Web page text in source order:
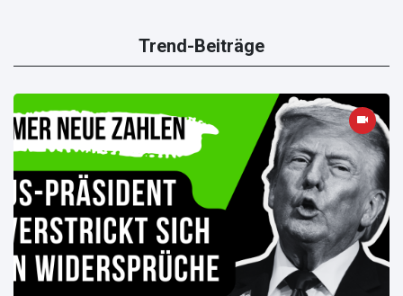
Trend-Beiträge